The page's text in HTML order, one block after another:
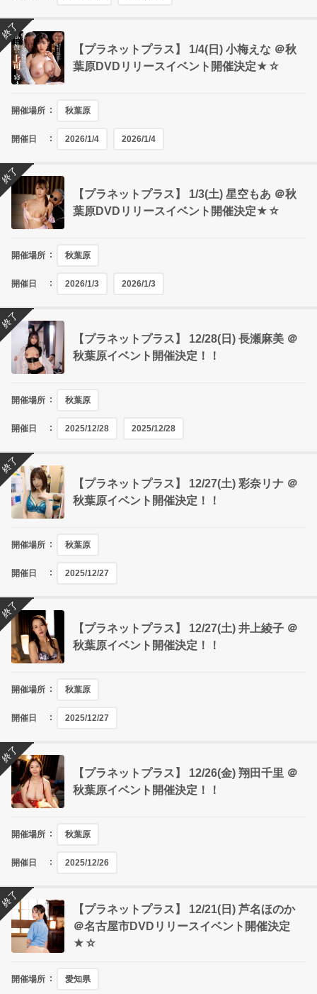
【プラネットプラス】 1/4(日) 小梅えな ＠秋
葉原DVDリリースイベント開催決定★☆
開催場所 秋葉原
開催日 2026/1/4 2026/1/4
終了
【プラネットプラス】 1/3(土) 星空もあ ＠秋
葉原DVDリリースイベント開催決定★☆
開催場所 秋葉原
開催日 2026/1/3 2026/1/3
終了
【プラネットプラス】 12/28(日) 長瀬麻美 ＠
秋葉原イベント開催決定！！
開催場所 秋葉原
開催日 2025/12/28 2025/12/28
終了
【プラネットプラス】 12/27(土) 彩奈リナ ＠
秋葉原イベント開催決定！！
開催場所 秋葉原
開催日 2025/12/27
終了
【プラネットプラス】 12/27(土) 井上綾子 ＠
秋葉原イベント開催決定！！
開催場所 秋葉原
開催日 2025/12/27
終了
【プラネットプラス】 12/26(金) 翔田千里 ＠
秋葉原イベント開催決定！！
開催場所 秋葉原
開催日 2025/12/26
終了
【プラネットプラス】 12/21(日) 芦名ほのか
＠名古屋市DVDリリースイベント開催決定
★☆
開催場所 愛知県
終了